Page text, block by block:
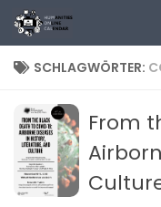
Zum Inhalt
SCHLAGWÖRTER:
From